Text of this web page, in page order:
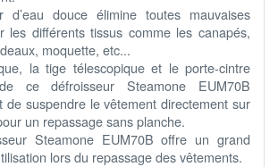
d’eau douce élimine toutes mauvaises
les différents tissus comme les canapés,
moquette, etc...
la tige télescopique et le porte-cintre
ce défroisseur Steamone EUM70B
de suspendre le vêtement directement sur
un repassage sans planche.
Steamone EUM70B offre un grand
lors du repassage des vêtements.